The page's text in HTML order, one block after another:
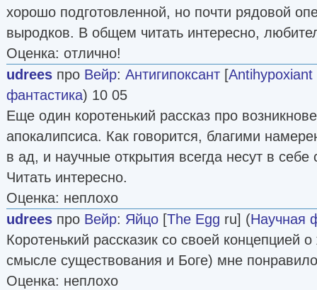
хорошо подготовленной, но почти рядовой
выродков. В общем читать интересно,
Оценка: отлично!
udrees про Вейр: Антигипоксант [Antihypoxiant
фантастика) 10 05
Еще один коротенький рассказ про
апокалипсиса. Как говорится, благими
в ад, и научные открытия всегда несут в
Читать интересно.
Оценка: неплохо
udrees про Вейр: Яйцо [The Egg ru] (Научная
Коротенький рассказик со своей концепцией
смысле существования и Боге) мне
Оценка: неплохо